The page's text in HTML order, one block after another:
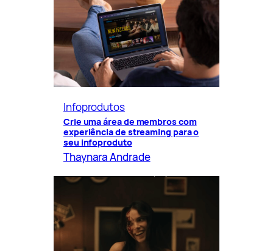
Infoprodutos
Crie uma área de membros com
experiência de streaming para o
seu infoproduto
Thaynara Andrade